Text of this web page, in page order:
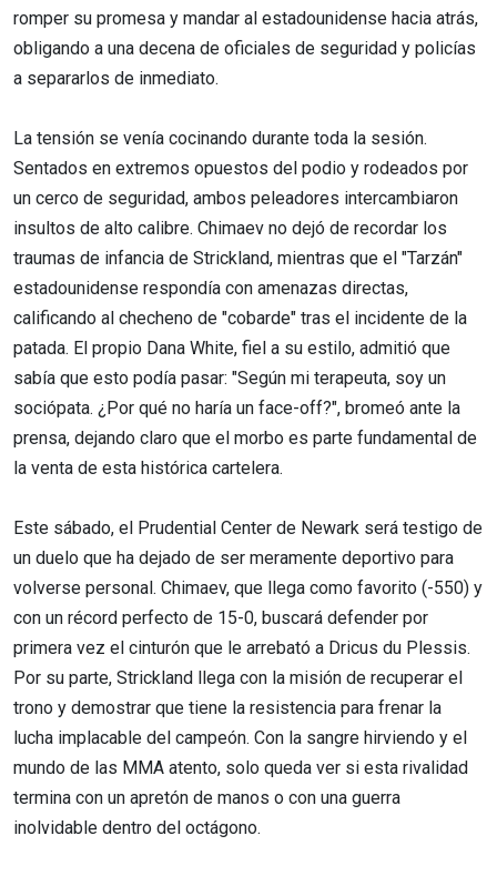
romper su promesa y mandar al estadounidense hacia atrás,
obligando a una decena de oficiales de seguridad y policías
a separarlos de inmediato.
La tensión se venía cocinando durante toda la sesión.
Sentados en extremos opuestos del podio y rodeados por
un cerco de seguridad, ambos peleadores intercambiaron
insultos de alto calibre. Chimaev no dejó de recordar los
traumas de infancia de Strickland, mientras que el "Tarzán"
estadounidense respondía con amenazas directas,
calificando al checheno de "cobarde" tras el incidente de la
patada. El propio Dana White, fiel a su estilo, admitió que
sabía que esto podía pasar: "Según mi terapeuta, soy un
sociópata. ¿Por qué no haría un face-off?", bromeó ante la
prensa, dejando claro que el morbo es parte fundamental de
la venta de esta histórica cartelera.
Este sábado, el Prudential Center de Newark será testigo de
un duelo que ha dejado de ser meramente deportivo para
volverse personal. Chimaev, que llega como favorito (-550) y
con un récord perfecto de 15-0, buscará defender por
primera vez el cinturón que le arrebató a Dricus du Plessis.
Por su parte, Strickland llega con la misión de recuperar el
trono y demostrar que tiene la resistencia para frenar la
lucha implacable del campeón. Con la sangre hirviendo y el
mundo de las MMA atento, solo queda ver si esta rivalidad
termina con un apretón de manos o con una guerra
inolvidable dentro del octágono.